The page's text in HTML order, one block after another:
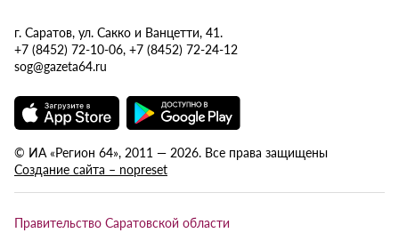
г. Саратов, ул. Сакко и Ванцетти, 41.
+7 (8452) 72-10-06, +7 (8452) 72-24-12
sog@gazeta64.ru
© ИА «Регион 64», 2011 — 2026. Все права защищены
Создание сайта – nopreset
Правительство Саратовской области